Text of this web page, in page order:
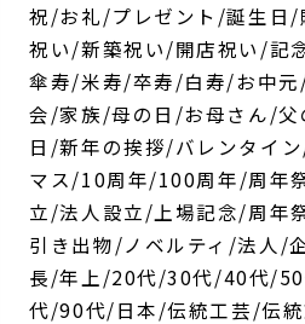
祝/お礼/プレゼント/誕生日/
祝い/新築祝い/開店祝い/記
傘寿/米寿/卒寿/白寿/お中
会/家族/母の日/お母さん/父
日/新年の挨拶/バレンタイ
マス/10周年/100周年/周年
立/法人設立/上場記念/周年
引き出物/ノベルティ/法人/
長/年上/20代/30代/40代/
代/90代/日本/伝統工芸/伝